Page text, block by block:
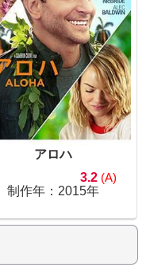
アロハ
3.2 (A)
制作年：2015年